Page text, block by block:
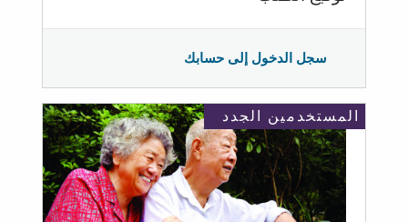
سجل الدخول إلى حسابك
المستخدمين الجدد